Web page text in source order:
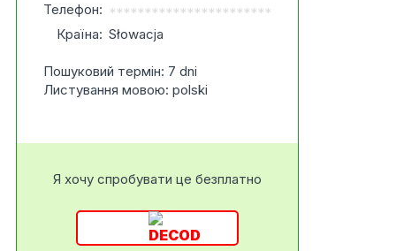
Телефон: ***********************
Країна: Słowacja
Пошуковий термін: 7 dni
Листування мовою: polski
Я хочу спробувати це безплатно